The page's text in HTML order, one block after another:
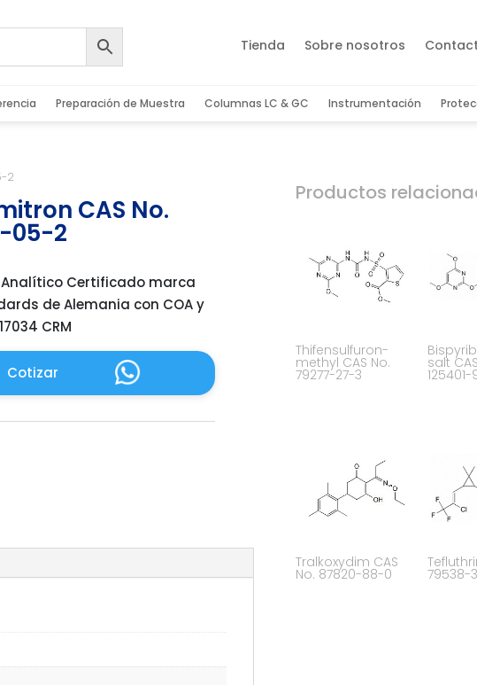
Tienda Sobre nosotros
Preparación de Muestra Columnas LC & GC Instrumentación
2
CAS No.
05-2
Certificado marca
de Alemania con COA y
CRM
Cotizar
Productos
Thifensulfuron-
methyl CAS No.
79277-27-3
salt
Tralkoxydim CAS
No. 87820-88-0 79538-